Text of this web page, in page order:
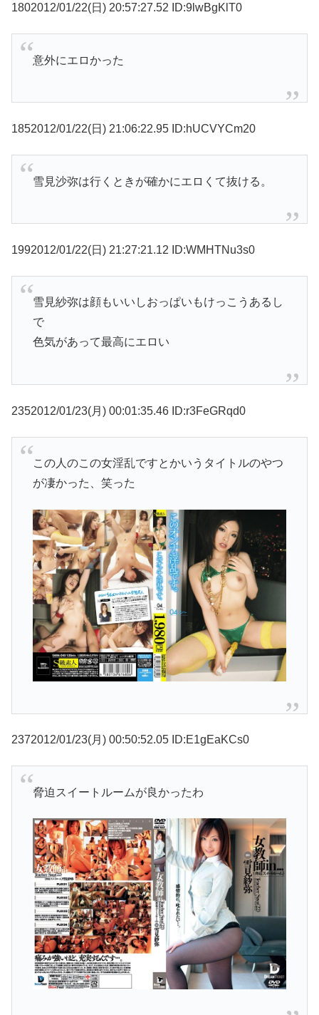
1802012/01/22(日) 20:57:27.52 ID:9lwBgKlT0
意外にエロかった
1852012/01/22(日) 21:06:22.95 ID:hUCVYCm20
雪見沙弥は行くときが確かにエロくて抜ける。
1992012/01/22(日) 21:27:21.12 ID:WMHTNu3s0
雪見紗弥は顔もいいしおっぱいもけっこうあるし
で
色気があって最高にエロい
2352012/01/23(月) 00:01:35.46 ID:r3FeGRqd0
この人のこの女淫乱ですとかいうタイトルのやつ
が凄かった、笑った
2372012/01/23(月) 00:50:52.05 ID:E1gEaKCs0
脅迫スイートルームが良かったわ